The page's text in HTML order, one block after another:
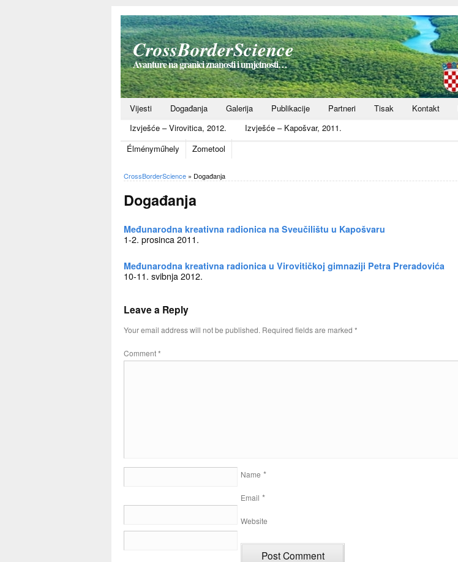
CrossBorderScience
Avanture na granici znanosti i umjetnosti…
Vijesti Događanja Galerija Publikacije Partneri Tisak Kontakt
Izvješće – Virovitica, 2012.
Izvješće – Kapošvar, 2011.
Élményműhely
Zometool
CrossBorderScience » Događanja
Događanja
Međunarodna kreativna radionica na Sveučilištu u Kapošvaru
1-2. prosinca 2011.
Međunarodna kreativna radionica u Virovitičkoj gimnaziji Petra Preradovića
10-11. svibnja 2012.
Leave a Reply
Your email address will not be published. Required fields are marked *
Comment*
Name *
Email *
Website